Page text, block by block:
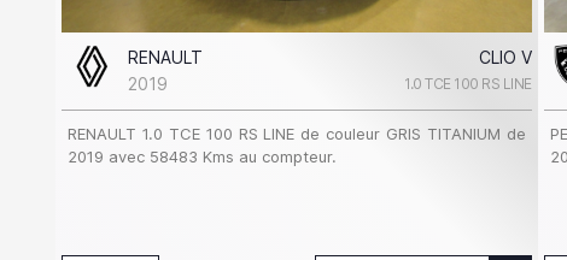
RENAULT
CLIO V
2019
1.0 TCE 100 RS LINE
RENAULT 1.0 TCE 100 RS LINE de couleur GRIS TITANIUM de
2019 avec 58483 Kms au compteur.